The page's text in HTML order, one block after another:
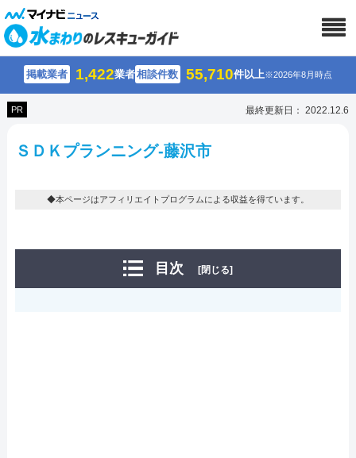
掲載業者 1,422業者相談件数 55,710件以上※2026年8月時点
PR 最終更新日： 2022.12.6
ＳＤＫプランニング-藤沢市
◆本ページはアフィリエイトプログラムによる収益を得ています。
目次 [閉じる]